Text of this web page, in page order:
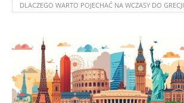
DLACZEGO WARTO POJECHAĆ NA WCZASY DO GRECJI